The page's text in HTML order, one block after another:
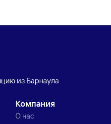
из Барнаула
Компания
О нас